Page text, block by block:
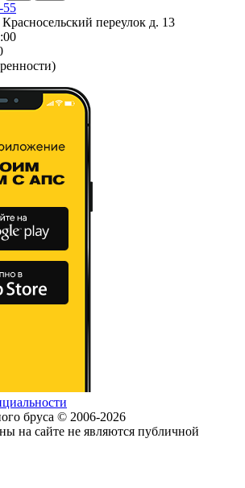
55
переулок д. 13
бруса © 2006-2026
на сайте не являются публичной